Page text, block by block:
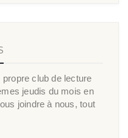
club de lecture
jeudis du mois en
joindre à nous, tout